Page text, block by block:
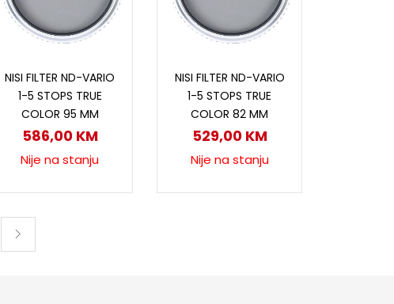
NISI FILTER ND-VARIO
1-5 STOPS TRUE
COLOR 95 MM
586,00 KM
Nije na stanju
NISI FILTER ND-VARIO
1-5 STOPS TRUE
COLOR 82 MM
529,00 KM
Nije na stanju